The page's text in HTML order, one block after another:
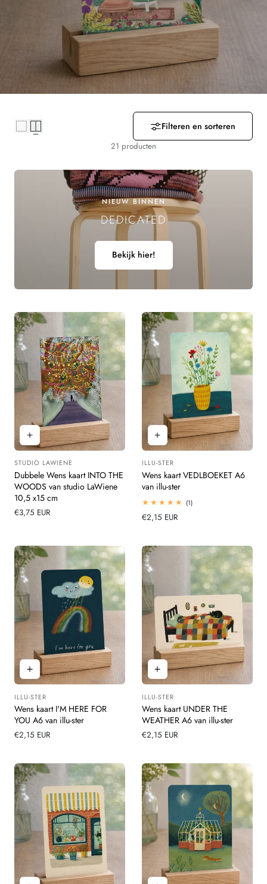
Z
A
M
I
N
G
Filteren en sorteren
21 producten
NIEUW BINNEN
DEDICATED
Bekijk hier!
Leverancier:
STUDIO LAWIENE
Dubbele Wens kaart INTO THE
WOODS van studio LaWiene
10,5 x15 cm
Normale
€3,75 EUR
Leverancier:
ILLU-STER
Wens kaart VEDLBOEKET A6
van illu-ster
(1)1
Normale
€2,15 EUR
Leverancier:
ILLU-STER
Wens kaart I'M HERE FOR
YOU A6 van illu-ster
Normale
€2,15 EUR
Leverancier:
ILLU-STER
Wens kaart UNDER THE
WEATHER A6 van illu-ster
Normale
€2,15 EUR